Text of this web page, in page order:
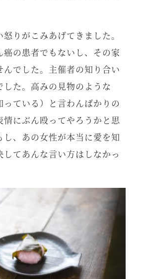
りがこみあげてきました。
癌の患者でもないし、その家
んでした。主催者の知り合い
した。高みの見物のような
っている）と言わんばかりの
情にぶん殴ってやろうかと思
し、あの女性が本当に愛を知
してあんな言い方はしなかっ